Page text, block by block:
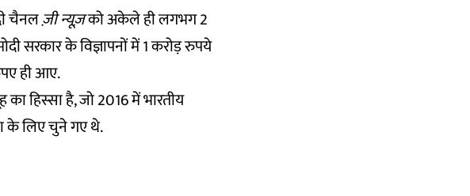
चैनलज़ी न्यूज़को अकेले ही लगभग 2
सरकार के विज्ञापनों में 1 करोड़ रुपये
ही आए.
का हिस्सा है, जो 2016 में भारतीय
के लिए चुने गए थे.